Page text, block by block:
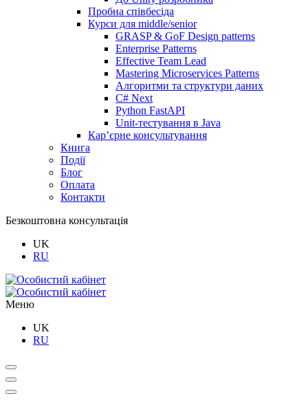
Пробна співбесіда
Курси для middle/senior
GRASP & GoF Design patterns
Enterprise Patterns
Effective Team Lead
Mastering Microservices Patterns
Алгоритми та структури даних
C# Next
Python FastAPI
Unit-тестування в Java
Кар’єрне консультування
Книга
Події
Блог
Оплата
Контакти
Безкоштовна консультація
UK
RU
Меню
UK
RU